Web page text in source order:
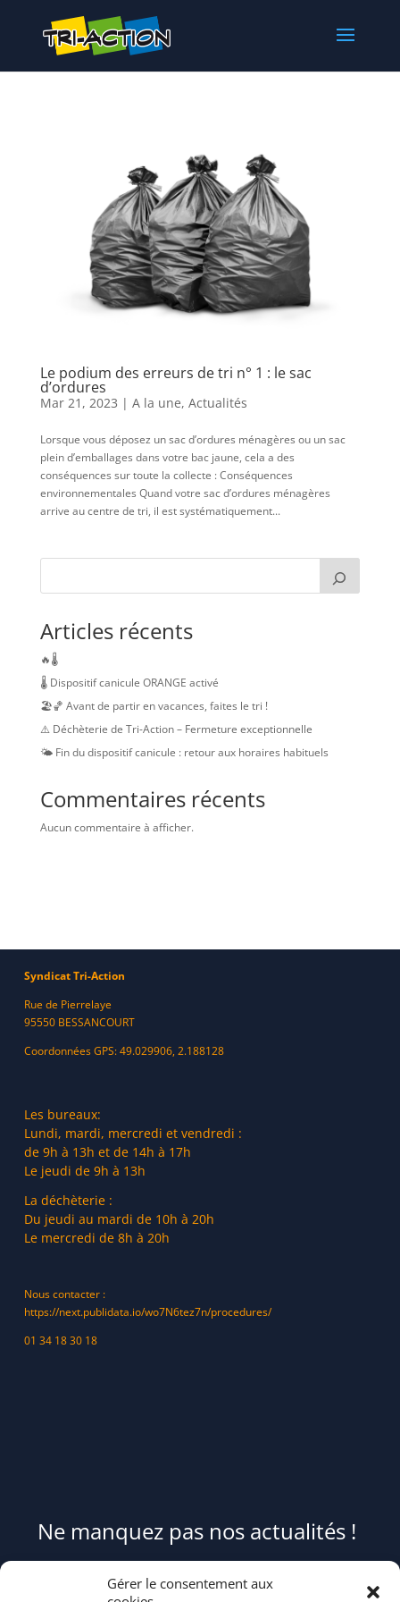
Gérer le consentement aux
Le podium des erreurs de tri n° 1 : le sac
d’ordures
Mar 21, 2023 | A la une, Actualités
Lorsque vous déposez un sac d’ordures ménagères ou un sac
plein d’emballages dans votre bac jaune, cela a des
conséquences sur toute la collecte : Conséquences
environnementales Quand votre sac d’ordures ménagères
arrive au centre de tri, il est systématiquement...
Articles récents
🔥🌡️
🌡️ Dispositif canicule ORANGE activé
🏖️🏀 Avant de partir en vacances, faites le tri !
⚠️ Déchèterie de Tri-Action – Fermeture exceptionnelle
🌤️ Fin du dispositif canicule : retour aux horaires habituels
Commentaires récents
Aucun commentaire à afficher.
Syndicat Tri-Action
Rue de Pierrelaye
95550 BESSANCOURT
Coordonnées GPS: 49.029906, 2.188128
Les bureaux:
Lundi, mardi, mercredi et vendredi :
de 9h à 13h et de 14h à 17h
Le jeudi de 9h à 13h
La déchèterie :
Du jeudi au mardi de 10h à 20h
Le mercredi de 8h à 20h
Nous contacter :
https://next.publidata.io/wo7N6tez7n/procedures/
01 34 18 30 18
Ne manquez pas nos actualités !
conseils et astuces pour mieux trier et réduire vos déchets,